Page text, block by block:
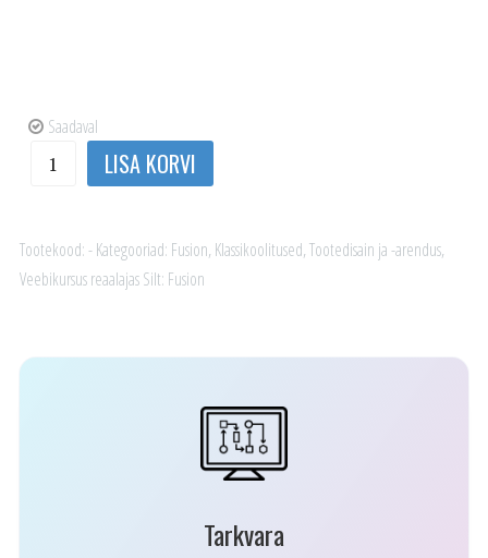
Saadaval
Fusion
tugevusarvutuste
kogus
LISA KORVI
Tootekood:-Kategooriad: Fusion, Klassikoolitused,Tootedisain ja -arendus,
Veebikursus reaalajasSilt: Fusion
Tarkvara